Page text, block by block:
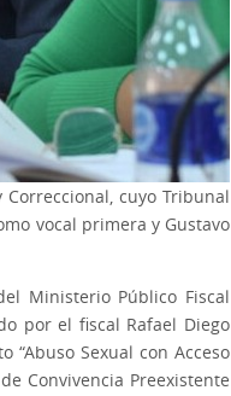
cuyo Tribunal
vocal primera y Gustavo
Ministerio Público Fiscal
por el fiscal Rafael Diego
Sexual con Acceso
Convivencia Preexistente